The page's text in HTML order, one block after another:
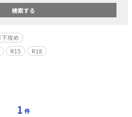
攻め
R15 R18
1 件